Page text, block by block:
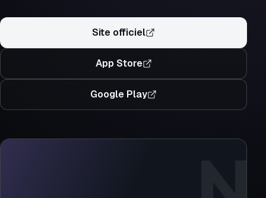
Site officiel
App Store
Google Play